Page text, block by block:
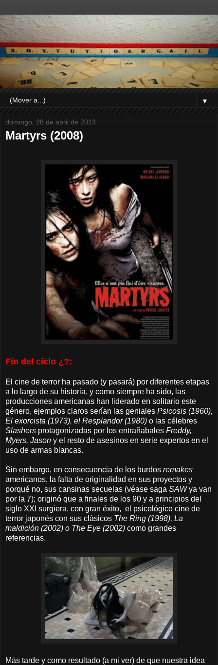
▼
domingo, 28 de abril de 2013
Martyrs (2008)
Fin del ciclo ¿?:
El cine de terror ha pasado (y pasará) por diferentes etapas
a lo largo de su historia, y como siempre ha sido, las
producciones americanas han liderado en solitario este
género, ejemplos claros serían las geniales Psicosis (1960),
El exorcista (1973), el Resplandor (1980) o las célebres
Slashers protagonizadas por los entrañabales Freddy,
Myers, Jason y el resto de asesinos en serie expertos en el
uso de armas blancas.
Sin embargo, en consecuencia de los burdos remakes
americanos, la falta de originalidad en sus proyectos y
porqué no, sus cansinas secuelas (véase saga SAWya van
por la 7); originó que a finales de los 90 y a principios del
siglo XXI surgiera, con gran éxito, el psicológico cine de
terror japonés con sus clásicos The Ring (1998), La
maldición (2002) o The Eye (2002) como grandes
referencias.
Más tarde y como resultado (a mi ver) de que nuestra idea